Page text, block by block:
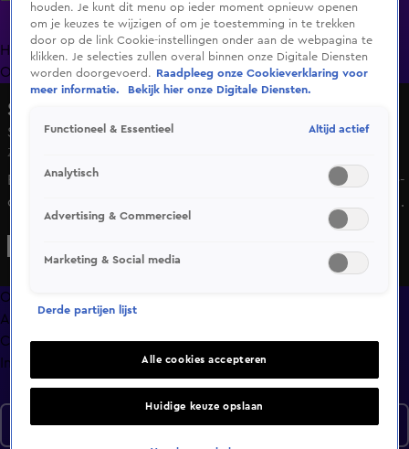
HomeUitzending Gemist Programma's De Bondgenoten
OranjezomerLivestreamsShop
Shownieuws
Seizoen 2026, aflevering 151
Zo 31 mei, 23:02
Een opvallend moment tijdens het allerlaatste GelreDome-
concert van Suzan & Freek. Lenny Kuhr geeft haar laatste
optreden. Fender, het zoontje van Johnny de Mol, maakt
Survival Show-realityster Luca Tor schuift aan om te
babbelen over alle spanningen, drama en sappige
geruchten.
Overzicht
Afleveringen
Clips
Info
Seizoen 2026
houden. Je kunt dit menu op ieder moment opnieuw openen
om je keuzes te wijzigen of om je toestemming in te trekken
door op de link Cookie-instellingen onder aan de webpagina te
klikken. Je selecties zullen overal binnen onze Digitale Diensten
worden doorgevoerd.
Raadpleeg onze Cookieverklaring voor
meer informatie.
Bekijk hier onze Digitale Diensten.
Functioneel & Essentieel Altijd actief
Analytisch
Advertising & Commercieel
Marketing & Social media
Derde partijen lijst
Alle cookies accepteren
Huidige keuze opslaan